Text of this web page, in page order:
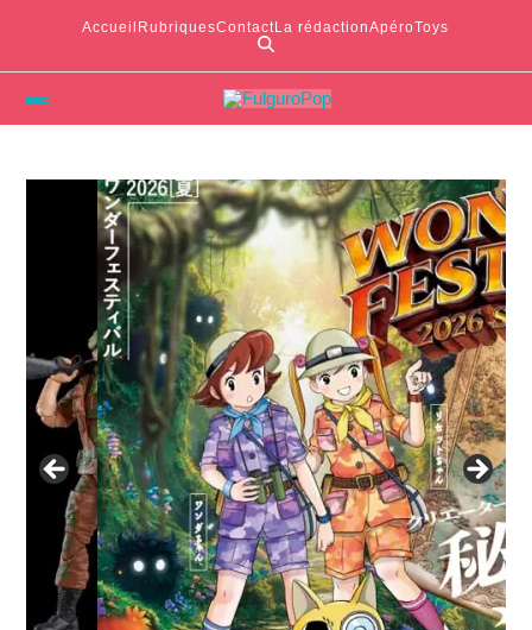
Accueil RubriquesContactLa rédactionApéroToys